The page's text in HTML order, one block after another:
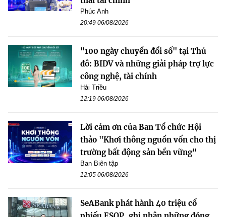
Phúc Anh
20:49 06/08/2026
"100 ngày chuyển đổi số" tại Thủ
đô: BIDV và những giải pháp trợ lực
công nghệ, tài chính
Hải Triều
12:19 06/08/2026
Lời cảm ơn của Ban Tổ chức Hội
thảo "Khơi thông nguồn vốn cho thị
trường bất động sản bền vững"
Ban Biên tập
12:05 06/08/2026
SeABank phát hành 40 triệu cổ